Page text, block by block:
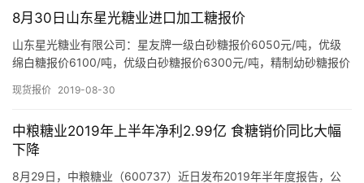
众
号
现
报
价
8月30日山东星光糖业进口加工糖报价
山东星光糖业有限公司：星友牌一级白砂糖报价6050元/吨，优级
绵白糖报价6100/吨，优级白砂糖报价6300元/吨，精制幼砂糖报价
现货报价 2019-08-30
中粮糖业2019年上半年净利2.99亿 食糖销价同比大幅
下降
8月29日，中粮糖业（600737）近日发布2019年半年度报告，公